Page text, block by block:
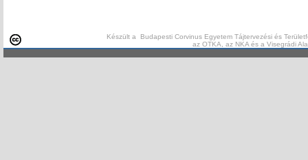
Készült a Budapesti Corvinus Egyetem Tájtervezési és
az OTKA, az NKA és a Visegrádi